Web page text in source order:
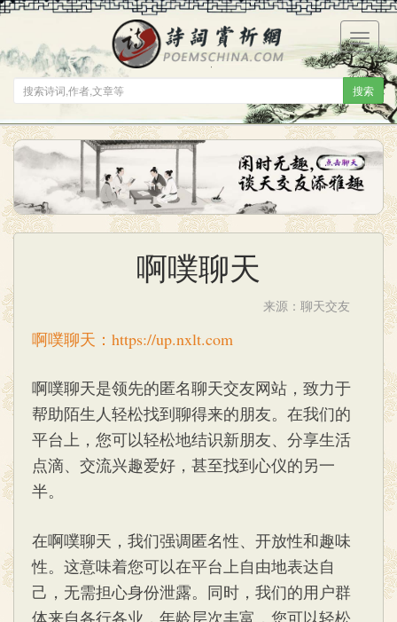
搜索
菜
单
啊噗聊天
来源：聊天交友
啊噗聊天：https://up.nxlt.com
啊噗聊天是领先的匿名聊天交友网站，致力于
帮助陌生人轻松找到聊得来的朋友。在我们的
平台上，您可以轻松地结识新朋友、分享生活
点滴、交流兴趣爱好，甚至找到心仪的另一
半。
在啊噗聊天，我们强调匿名性、开放性和趣味
性。这意味着您可以在平台上自由地表达自
己，无需担心身份泄露。同时，我们的用户群
体来自各行各业，年龄层次丰富，您可以轻松